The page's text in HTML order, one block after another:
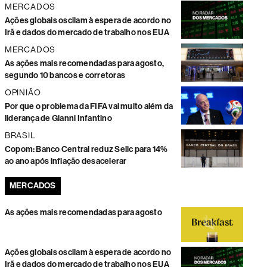
MERCADOS
Ações globais oscilam à espera de acordo no
Irã e dados do mercado de trabalho nos EUA
MERCADOS
As ações mais recomendadas para agosto,
segundo 10 bancos e corretoras
OPINIÃO
Por que o problema da FIFA vai muito além da
liderança de Gianni Infantino
BRASIL
Copom: Banco Central reduz Selic para 14%
ao ano após inflação desacelerar
MERCADOS
As ações mais recomendadas para agosto
Ações globais oscilam à espera de acordo no
Irã e dados do mercado de trabalho nos EUA